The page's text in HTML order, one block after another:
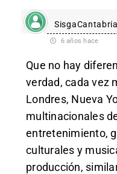
SisgaCantabria
6 años hace
Que no hay
verdad, cada vez
Londres, Nueva
multinacionales
entretenimiento,
culturales y
producción,